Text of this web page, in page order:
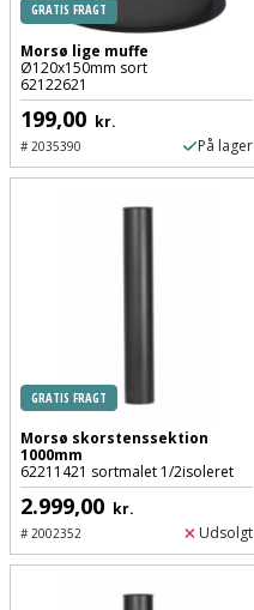
Vinkelslibertilbehør
GRATIS FRAGT
Morsø lige muffe
Ø120x150mm sort
62122621
199,00 kr.
#2035390 På lager
GRATIS FRAGT
Morsø skorstenssektion
1000mm
62211421 sortmalet 1/2isoleret
2.999,00 kr.
#2002352 Udsolgt